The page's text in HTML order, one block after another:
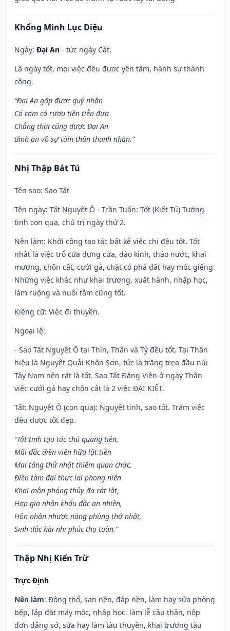
Khổng Minh Lục Diệu
Ngày: Đại An - tức ngày Cát.
Là ngày tốt, mọi việc đều được yên tâm, hành sự thành
công.
“Đại An gặp được quý nhân
Có cơm có rượu tiền tiễn đưa
Chẳng thời cũng được Đại An
Bình an vô sự tấm thân thanh nhàn.”
Nhị Thập Bát Tú
Tên sao: Sao Tất
Tên ngày: Tất Nguyệt Ô - Trần Tuấn: Tốt (Kiết Tú) Tướng
tinh con quạ, chủ trị ngày thứ 2.
Nên làm: Khởi công tạo tác bất kể việc chi đều tốt. Tốt
nhất là việc trổ cửa dựng cửa, đào kinh, tháo nước, khai
mương, chôn cất, cưới gả, chặt cỏ phá đất hay móc giếng.
Những việc khác như khai trương, xuất hành, nhập học,
làm ruộng và nuôi tằm cũng tốt.
Kiêng cữ: Việc đi thuyền.
Ngoại lệ:
- Sao Tất Nguyệt Ô tại Thìn, Thân và Tý đều tốt. Tại Thân
hiệu là Nguyệt Quải Khôn Sơn, tức là trăng treo đầu núi
Tây Nam nên rất là tốt. Sao Tất Đăng Viên ở ngày Thân
việc cưới gả hay chôn cất là 2 việc ĐẠI KIẾT.
Tất: Nguyệt Ô (con quạ): Nguyệt tinh, sao tốt. Trăm việc
đều được tốt đẹp.
“Tất tinh tạo tác chủ quang tiền,
Mãi dắc điền viên hữu lật tiền
Mai táng thử nhật thiêm quan chức,
Điền tàm đại thực lai phong niên
Khai môn phóng thủy đa cát lật,
Hợp gia nhân khẩu đắc an nhiên,
Hôn nhân nhược năng phùng thử nhật,
Sinh đắc hài nhi phúc thọ toàn.”
Thập Nhị Kiến Trừ
Trực Định
Nên làm: Động thổ, san nền, đắp nền, làm hay sửa phòng
bếp, lắp đặt máy móc, nhập học, làm lễ cầu thân, nộp
đơn dâng sớ, sửa hay làm tàu thuyền, khai trương tàu